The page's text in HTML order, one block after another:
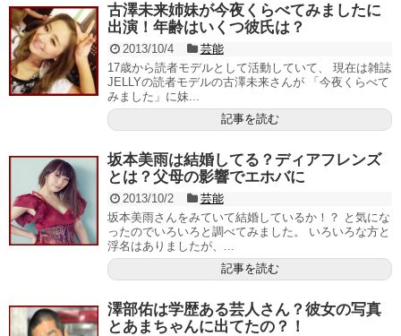
古澤未来姉妹が今夜くらべてみましたに
出演！年齢はいくつ彼氏は？
2013/10/4
芸能
17歳から読者モデルとして活動していて、 現在は雑誌
JELLYの読者モデルの古澤未来さんが 「今夜くらべて
みました」に妹...
記事を読む
坂本美雨は結婚してる？ディアフレンズ
とは？父母の影響でエホバに
2013/10/2
芸能
坂本美雨さんをみていて結婚しているか！？ と気にな
ったのでいろいろと調べてみました。 いろいろな方と
浮名はありましたが、...
記事を読む
澤部佑は学歴ある芸人さん？彼女の写真
とあまちゃんに出てたの？！